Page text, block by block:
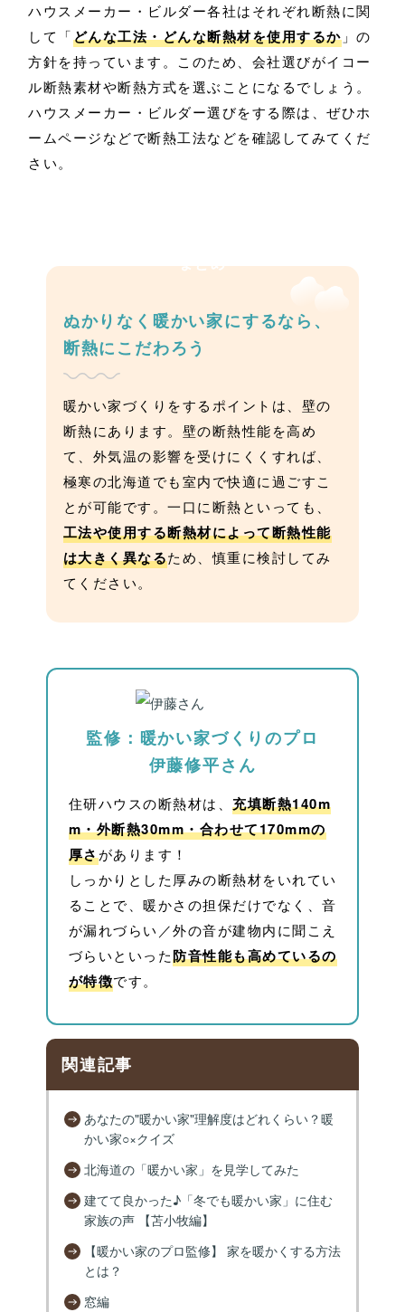
ハウスメーカー・ビルダー各社はそれぞれ断熱に関
して「どんな工法・どんな断熱材を使用するか」の
方針を持っています。このため、会社選びがイコー
ル断熱素材や断熱方式を選ぶことになるでしょう。
ハウスメーカー・ビルダー選びをする際は、ぜひホ
ームページなどで断熱工法などを確認してみてくだ
さい。
まとめ
ぬかりなく暖かい家にするなら、
断熱にこだわろう
暖かい家づくりをするポイントは、壁の
断熱にあります。壁の断熱性能を高め
て、外気温の影響を受けにくくすれば、
極寒の北海道でも室内で快適に過ごすこ
とが可能です。一口に断熱といっても、
工法や使用する断熱材によって断熱性能
は大きく異なるため、慎重に検討してみ
てください。
監修：暖かい家づくりのプロ
伊藤修平さん
住研ハウスの断熱材は、 充填断熱140m
m・外断熱30mm・合わせて170mmの
厚さがあります！
しっかりとした厚みの断熱材をいれてい
ることで、暖かさの担保だけでなく、音
が漏れづらい／外の音が建物内に聞こえ
づらいといった防音性能も高めているの
が特徴です。
関連記事
あなたの"暖かい家"理解度はどれくらい？暖
かい家○×クイズ
北海道の「暖かい家」を見学してみた
建てて良かった♪「冬でも暖かい家」に住む
家族の声 【苫小牧編】
【暖かい家のプロ監修】 家を暖かくする方法
とは？
窓編